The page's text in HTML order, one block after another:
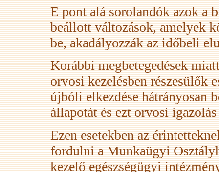
E pont alá sorolandók azok a
beállott változások, amelyek
be, akadályozzák az időbeli
Korábbi megbetegedések
orvosi kezelésben részesülők
újbóli elkezdése hátrányosan
állapotát és ezt orvosi
Ezen esetekben az
fordulni a Munkaügyi
kezelő egészségügyi